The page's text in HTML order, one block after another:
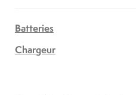
Batteries
Chargeur